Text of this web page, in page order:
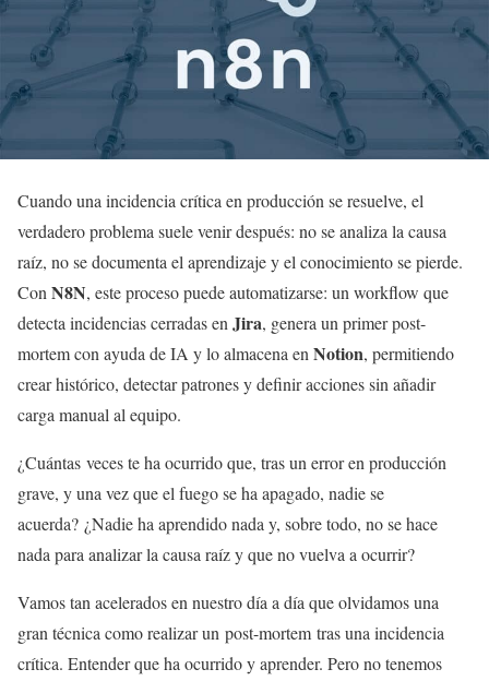
Cuando una incidencia crítica en producción se resuelve, el
verdadero problema suele venir después: no se analiza la causa
raíz, no se documenta el aprendizaje y el conocimiento se pierde.
Con N8N, este proceso puede automatizarse: un workflow que
detecta incidencias cerradas en Jira, genera un primer post-
mortem con ayuda de IA y lo almacena en Notion, permitiendo
crear histórico, detectar patrones y definir acciones sin añadir
carga manual al equipo.
¿Cuántas veces te ha ocurrido que, tras un error en producción
grave, y una vez que el fuego se ha apagado, nadie se
acuerda? ¿Nadie ha aprendido nada y, sobre todo, no se hace
nada para analizar la causa raíz y que no vuelva a ocurrir?
Vamos tan acelerados en nuestro día a día que olvidamos una
gran técnica como realizar un post-mortem tras una incidencia
crítica. Entender que ha ocurrido y aprender. Pero no tenemos